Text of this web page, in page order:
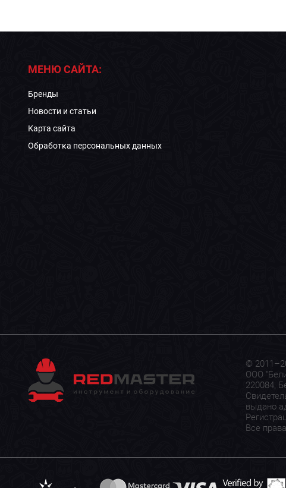
МЕНЮ САЙТА:
Бренды
Новости и статьи
Карта сайта
Обработка персональных данных
©
ООО
220084,
выдано
Все